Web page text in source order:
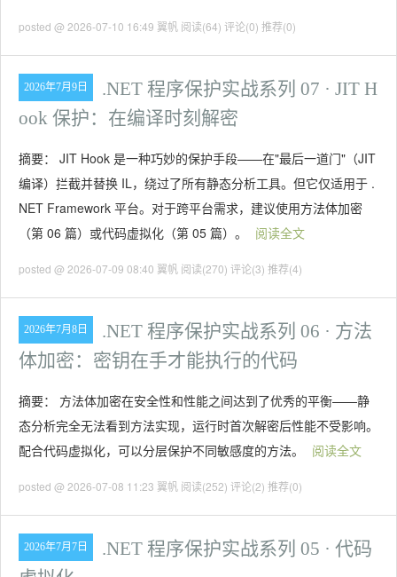
posted @ 2026-07-10 16:49 翼帆 阅读(64) 评论(0) 推荐(0)
2026年7月9日
.NET 程序保护实战系列 07 · JIT H
ook 保护：在编译时刻解密
摘要： JIT Hook 是一种巧妙的保护手段——在"最后一道门"（JIT
编译）拦截并替换 IL，绕过了所有静态分析工具。但它仅适用于 .
NET Framework 平台。对于跨平台需求，建议使用方法体加密
（第 06 篇）或代码虚拟化（第 05 篇）。
阅读全文
posted @ 2026-07-09 08:40 翼帆 阅读(270) 评论(3) 推荐(4)
2026年7月8日
.NET 程序保护实战系列 06 · 方法
体加密：密钥在手才能执行的代码
摘要： 方法体加密在安全性和性能之间达到了优秀的平衡——静
态分析完全无法看到方法实现，运行时首次解密后性能不受影响。
配合代码虚拟化，可以分层保护不同敏感度的方法。
阅读全文
posted @ 2026-07-08 11:23 翼帆 阅读(252) 评论(2) 推荐(0)
2026年7月7日
.NET 程序保护实战系列 05 · 代码